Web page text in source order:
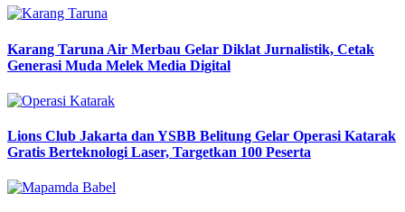
Karang Taruna Air Merbau Gelar Diklat Jurnalistik, Cetak
Generasi Muda Melek Media Digital
Lions Club Jakarta dan YSBB Belitung Gelar Operasi Katarak
Gratis Berteknologi Laser, Targetkan 100 Peserta